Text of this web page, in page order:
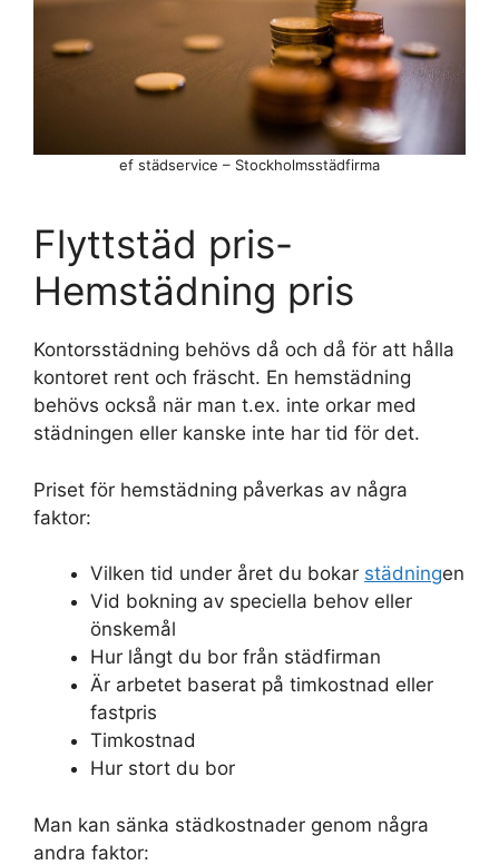
ef städservice – Stockholmsstädfirma
Flyttstäd pris-
Hemstädning pris
Kontorsstädning behövs då och då för att hålla
kontoret rent och fräscht. En hemstädning
behövs också när man t.ex. inte orkar med
städningen eller kanske inte har tid för det.
Priset för hemstädning påverkas av några
faktor:
Vilken tid under året du bokar städningen
Vid bokning av speciella behov eller
önskemål
Hur långt du bor från städfirman
Är arbetet baserat på timkostnad eller
fastpris
Timkostnad
Hur stort du bor
Man kan sänka städkostnader genom några
andra faktor: